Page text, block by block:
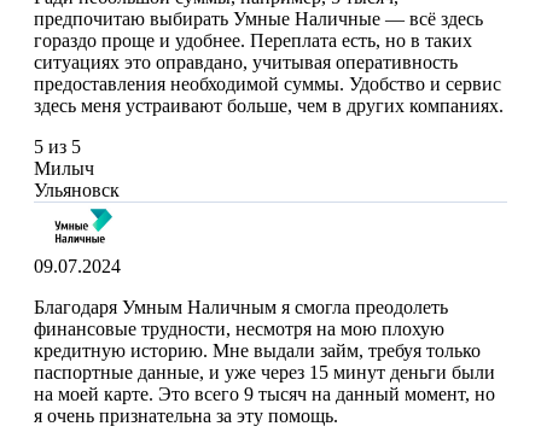
предпочитаю выбирать Умные Наличные — всё здесь
гораздо проще и удобнее. Переплата есть, но в таких
ситуациях это оправдано, учитывая оперативность
предоставления необходимой суммы. Удобство и сервис
здесь меня устраивают больше, чем в других компаниях.
5 из 5
Милыч
Ульяновск
09.07.2024
Благодаря Умным Наличным я смогла преодолеть
финансовые трудности, несмотря на мою плохую
кредитную историю. Мне выдали займ, требуя только
паспортные данные, и уже через 15 минут деньги были
на моей карте. Это всего 9 тысяч на данный момент, но
я очень признательна за эту помощь.